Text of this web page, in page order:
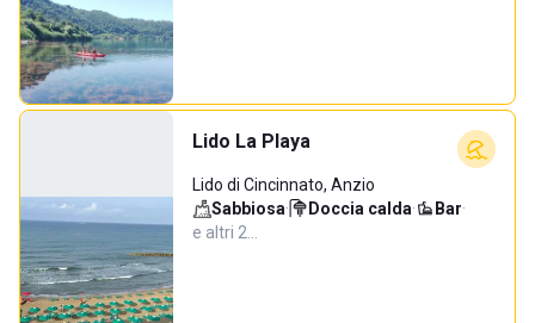
Lido La Playa
Lido di Cincinnato, Anzio
Sabbiosa· Doccia calda· Bar·
e altri 2…